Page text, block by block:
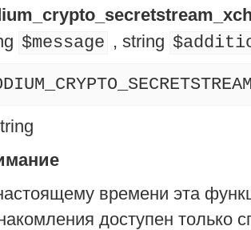
$message , string
времени эта
доступен только